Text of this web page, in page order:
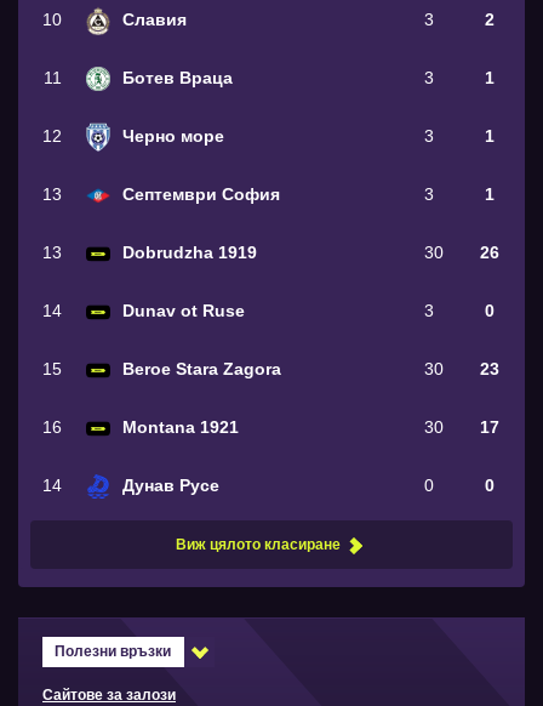
10 Славия 3 2
11 Ботев Враца 3 1
12 Черно море 3 1
13 Септември София 3 1
13 Dobrudzha 1919 30 26
14 Dunav ot Ruse 3 0
15 Beroe Stara Zagora 30 23
16 Montana 1921 30 17
14 Дунав Русе 0 0
Виж цялото класиране
Полезни връзки
Сайтове за залози